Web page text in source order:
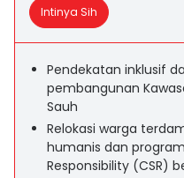
Intinya Sih
Pendekatan inklusif
pembangunan
Sauh
Relokasi warga
humanis dan
Responsibility (CSR)